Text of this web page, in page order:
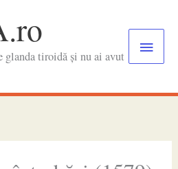
glanda tiroidă și nu ai avut
Main